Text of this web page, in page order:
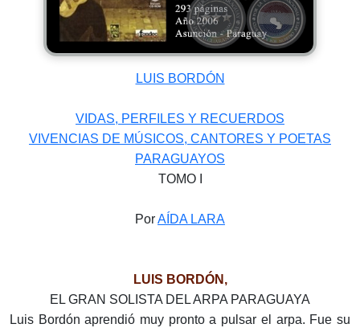
LUIS BORDÓN
VIDAS, PERFILES Y RECUERDOS
VIVENCIAS DE MÚSICOS, CANTORES Y POETAS
PARAGUAYOS
TOMO I
PorAÍDA LARA
LUIS BORDÓN,
EL GRAN SOLISTA DEL ARPA PARAGUAYA
Luis Bordón aprendió muy pronto a pulsar el arpa. Fue su